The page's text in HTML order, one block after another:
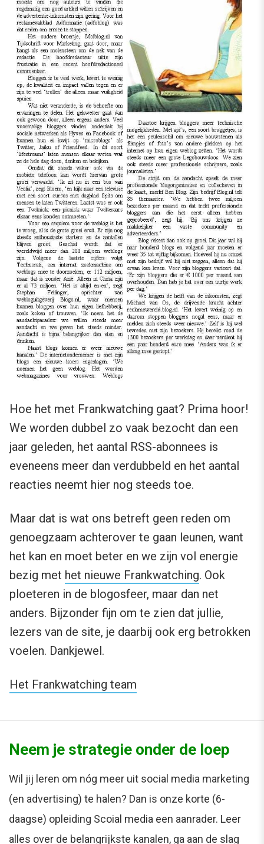
Hoe het met Frankwatching gaat? Prima hoor!
We worden dubbel zo vaak bezocht dan een
jaar geleden, het aantal RSS-abonnees is
eveneens meer dan verdubbeld en het aantal
reacties neemt hier nog steeds toe.
Maar dat is wat ons betreft geen reden om
genoegzaam achterover te gaan leunen, want
het kan en moet beter en we zijn vol energie
bezig met het nieuwe Frankwatching. Ook
ploeteren in de blogosfeer, maar dan net
anders. Bijzonder fijn om te zien dat jullie,
lezers van de site, je daarbij ook erg betrokken
voelen. Dankjewel.
Het Frankwatching team
Neem je strategie onder de loep
Wil jij leren om nóg meer uit social media marketing
(en advertising) te halen? Dan is onze korte (6-
daagse) opleiding Scoial media een aanrader. Leer
alles over de belangrijkste kanalen, ga aan de slag